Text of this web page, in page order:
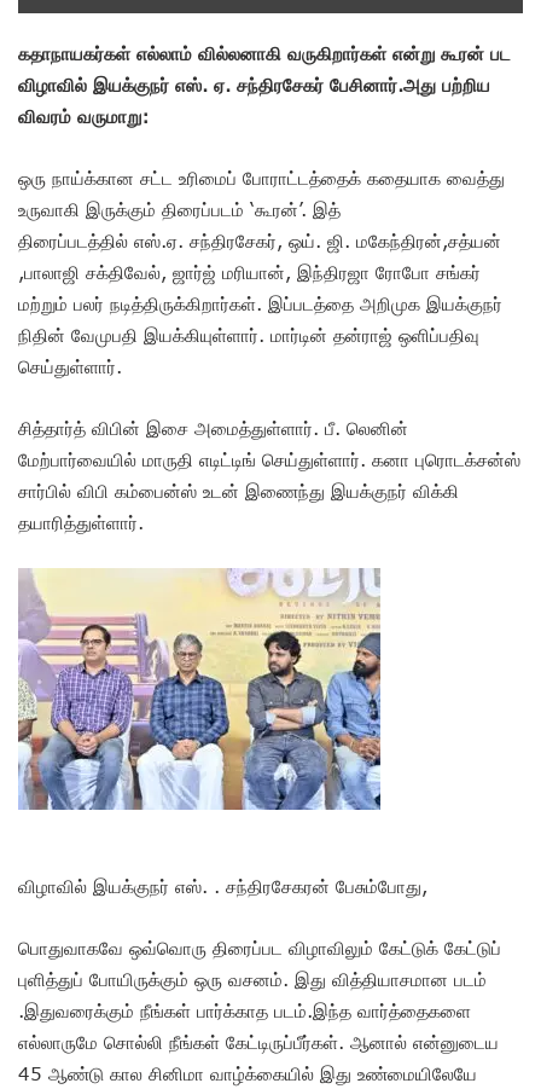
கதாநாயகர்கள் எல்லாம் வில்லனாகி வருகிறார்கள் என்று கூரன் பட
விழாவில் இயக்குநர் எஸ். ஏ. சந்திரசேகர் பேசினார்.அது பற்றிய
விவரம் வருமாறு:
ஒரு நாய்க்கான சட்ட உரிமைப் போராட்டத்தைக் கதையாக வைத்து
உருவாகி இருக்கும் திரைப்படம் ‘கூரன்’. இத்
திரைப்படத்தில் எஸ்.ஏ. சந்திரசேகர், ஒய். ஜி. மகேந்திரன்,சத்யன்
,பாலாஜி சக்திவேல், ஜார்ஜ் மரியான், இந்திரஜா ரோபோ சங்கர்
மற்றும் பலர் நடித்திருக்கிறார்கள். இப்படத்தை அறிமுக இயக்குநர்
நிதின் வேமுபதி இயக்கியுள்ளார். மார்டின் தன்ராஜ் ஒளிப்பதிவு
செய்துள்ளார்.
சித்தார்த் விபின் இசை அமைத்துள்ளார். பீ. லெனின்
மேற்பார்வையில் மாருதி எடிட்டிங் செய்துள்ளார். கனா புரொடக்சன்ஸ்
சார்பில் விபி கம்பைன்ஸ் உடன் இணைந்து இயக்குநர் விக்கி
தயாரித்துள்ளார்.
விழாவில் இயக்குநர் எஸ். . சந்திரசேகரன் பேசும்போது,
பொதுவாகவே ஒவ்வொரு திரைப்பட விழாவிலும் கேட்டுக் கேட்டுப்
புளித்துப் போயிருக்கும் ஒரு வசனம். இது வித்தியாசமான படம்
.இதுவரைக்கும் நீங்கள் பார்க்காத படம்.இந்த வார்த்தைகளை
எல்லாருமே சொல்லி நீங்கள் கேட்டிருப்பீர்கள். ஆனால் என்னுடைய
45 ஆண்டு கால சினிமா வாழ்க்கையில் இது உண்மையிலேயே